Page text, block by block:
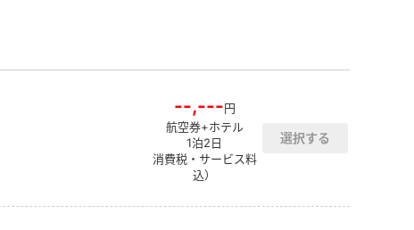
--,---円
航空券+ホテル
1泊2日
消費税・サービス料
込）